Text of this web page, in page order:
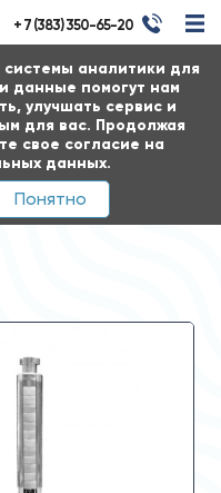
аналитики для
данные помогут нам
улучшать сервис и
для вас. Продолжая
свое согласие на
данных.
Понятно
+ 7 (383) 350-65-20